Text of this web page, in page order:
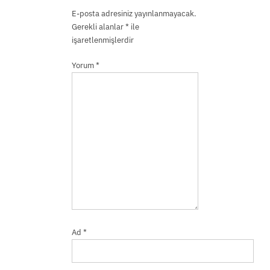
E-posta adresiniz yayınlanmayacak.
Gerekli alanlar*ile
işaretlenmişlerdir
Yorum*
Ad *